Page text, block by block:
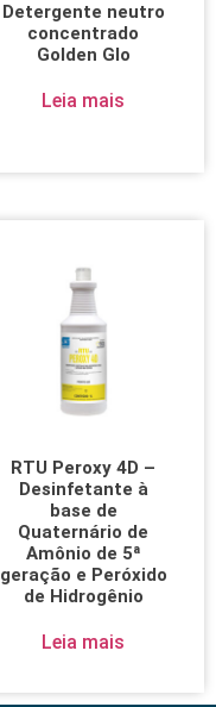
Detergente neutro
concentrado
Golden Glo
Leia mais
RTU Peroxy 4D –
Desinfetante à
base de
Quaternário de
Amônio de 5ª
geração e Peróxido
de Hidrogênio
Leia mais